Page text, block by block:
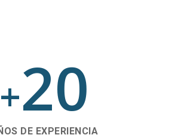
+20
DE EXPERIENCIA